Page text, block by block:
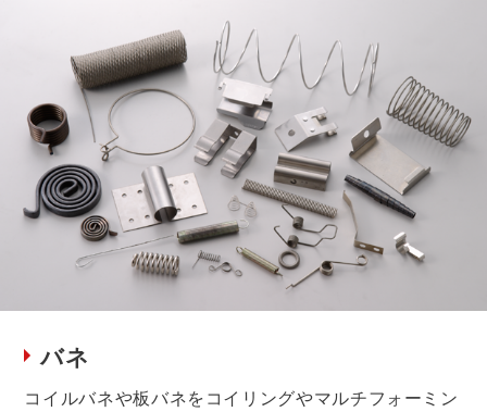
バネ
コイルバネや板バネをコイリングやマルチフォーミン